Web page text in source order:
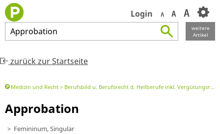
Login A A A
Approbation
weitere
Artikel
zurück zur Startseite
Medizin und Recht Berufsbild u. Berufsrecht d. Heilberufe inkl. Vergütungsrecht
Approbation
Femininum, Singular